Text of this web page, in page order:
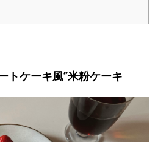
トケーキ風”米粉ケーキ